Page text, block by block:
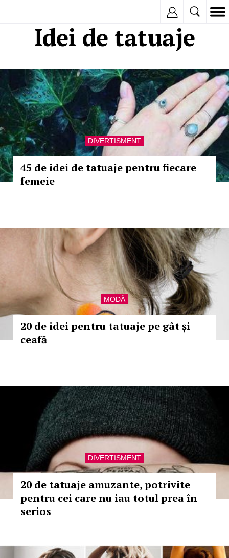
Idei de tatuaje
DIVERTISMENT
45 de idei de tatuaje pentru fiecare
femeie
MODĂ
20 de idei pentru tatuaje pe gât și
ceafă
DIVERTISMENT
20 de tatuaje amuzante, potrivite
pentru cei care nu iau totul prea în
serios